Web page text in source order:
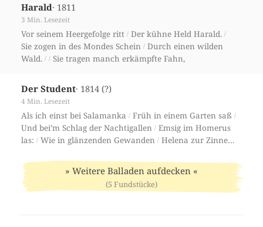
Harald· 1811
3 Min. Lesezeit
Vor seinem Heergefolge ritt /Der kühne Held Harald. /
Sie zogen in des Mondes Schein /Durch einen wilden
Wald. / /Sie tragen manch erkämpfte Fahn,
Der Student· 1814 (?)
4 Min. Lesezeit
Als ich einst bei Salamanka /Früh in einem Garten saß /
Und bei’m Schlag der Nachtigallen /Emsig im Homerus
las: /Wie in glänzenden Gewanden /Helena zur Zinne
» Weitere Balladen aufdecken «
(5 Fundstücke)